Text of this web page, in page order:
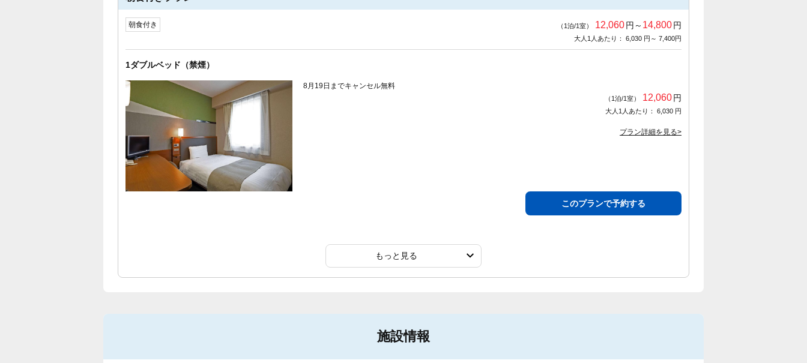
朝食付き （1泊/1室） 12,060円～ 14,800円
大人1人あたり： 6,030 円～ 7,400円
1ダブルベッド（禁煙）
8月19日までキャンセル無料
（1泊/1室） 12,060円
大人1人あたり： 6,030 円
プラン詳細を見る>
このプランで予約する
もっと見る
施設情報